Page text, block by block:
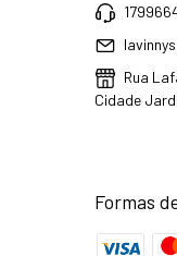
Rua
Cidade
Formas